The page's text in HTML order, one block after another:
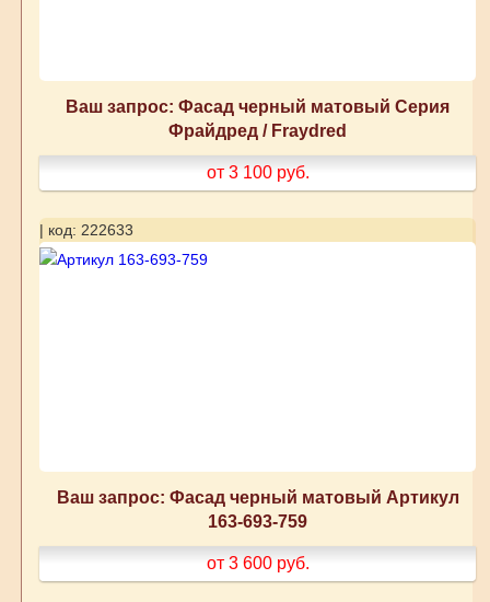
Ваш запрос: Фасад черный матовый Серия
Фрайдред / Fraydred
от 3 100 руб.
| код: 222633
Ваш запрос: Фасад черный матовый Артикул
163-693-759
от 3 600 руб.